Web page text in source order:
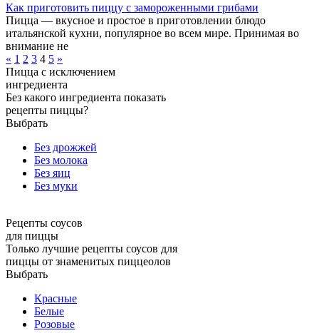
Как приготовить пиццу с замороженными грибами
Пицца — вкусное и простое в приготовлении блюдо
итальянской кухни, популярное во всем мире. Принимая во
внимание не
« 1 2 3 4 5 »
Пицца с исключением
ингредиента
Без какого ингредиента показать
рецепты пиццы?
Выбрать
Без дрожжей
Без молока
Без яиц
Без муки
Рецепты соусов
для пиццы
Только лучшие рецепты соусов для
пиццы от знаменитых пиццеолов
Выбрать
Красные
Белые
Розовые